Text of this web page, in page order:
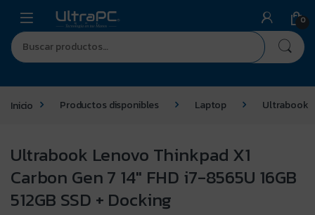
0
Inicio Productos disponibles Laptop Ultrabook
Ultrabook Lenovo Thinkpad X1
Carbon Gen 7 14″ FHD i7-8565U 16GB
512GB SSD + Docking